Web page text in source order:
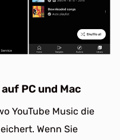
PC und Mac
YouTube Music die
Wenn Sie